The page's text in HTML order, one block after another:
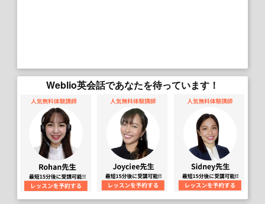
Weblio英会話であなたを待っています！